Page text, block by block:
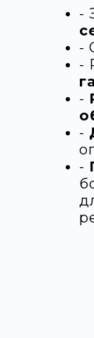
-
-
-
-
-
-